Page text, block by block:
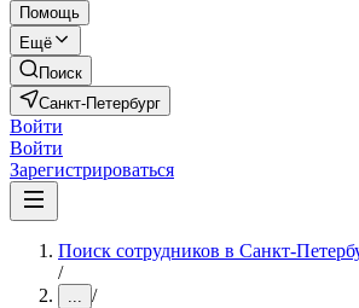
Помощь
Ещё
Поиск
Санкт-Петербург
Войти
Войти
Зарегистрироваться
Поиск сотрудников в Санкт-
/
... /